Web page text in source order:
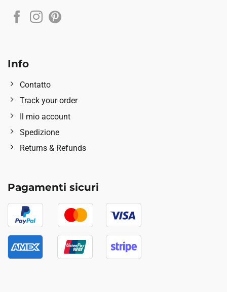
Info
Contatto
Track your order
Il mio account
Spedizione
Returns & Refunds
Pagamenti sicuri